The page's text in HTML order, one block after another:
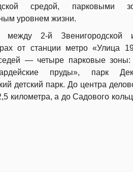
средой, парковыми
уровнем жизни.
между 2-й Звенигородской
от станции метро «Улица
— четыре парковые зоны:
пруды», парк
детский парк. До центра
километра, а до Садового